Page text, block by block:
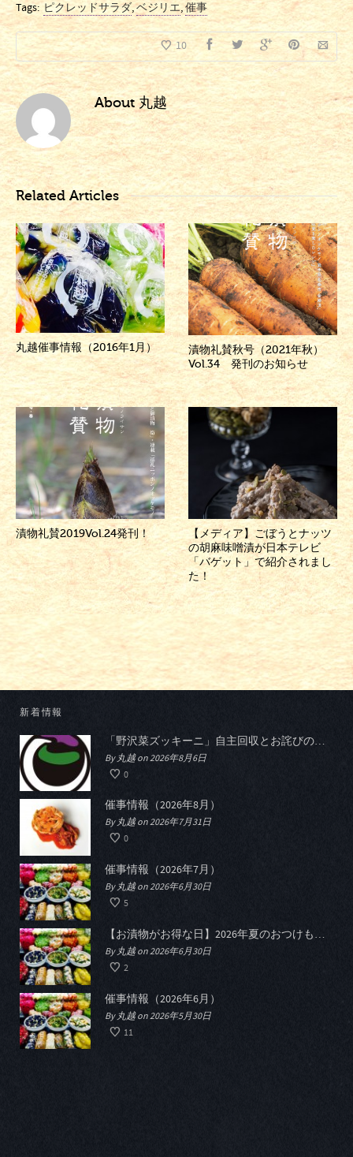
Tags: ピクレッドサラダ,ベジリエ,催事
10
About丸越
Related Articles
丸越催事情報（2016年1月）
漬物礼賛秋号（2021年秋）
Vol.34 発刊のお知らせ
漬物礼賛2019Vol.24発刊！
【メディア】ごぼうとナッツ
の胡麻味噌漬が日本テレビ
「バゲット」で紹介されまし
た！
新着情報
「野沢菜ズッキーニ」自主回収とお詫びのお知らせ
By 丸越 on 2026年8月6日
0
催事情報（2026年8月）
By 丸越 on 2026年7月31日
0
催事情報（2026年7月）
By 丸越 on 2026年6月30日
5
【お漬物がお得な日】2026年夏のおつけものデー開催
By 丸越 on 2026年6月30日
2
催事情報（2026年6月）
By 丸越 on 2026年5月30日
11